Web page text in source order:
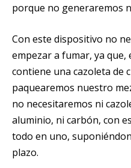
porque no generaremos
Con este dispositivo no
empezar a fumar, ya
contiene una cazoleta de
paquearemos nuestro
no necesitaremos ni
aluminio, ni carbón, con
todo en uno,
plazo.